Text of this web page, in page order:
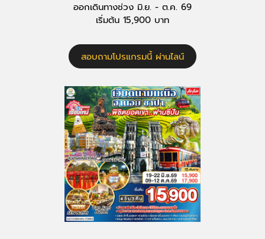
ออกเดินทางช่วง มิ.ย. - ต.ค. 69
เริ่มต้น 15,900 บาท
สอบถามโปรแกรมนี้ ผ่านไลน์